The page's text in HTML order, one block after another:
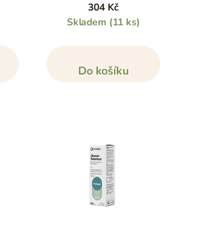
304 Kč
Skladem (11 ks)
Do košíku